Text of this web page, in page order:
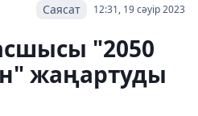
12:31, 19 сәуір 2023
Саясат
"2050
жаңартуды